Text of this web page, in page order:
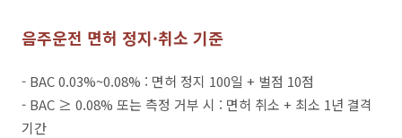
음주운전 면허 정지·취소 기준
- BAC 0.03%~0.08% : 면허 정지 100일 + 벌점 10점
- BAC ≥ 0.08% 또는 측정 거부 시 : 면허 취소 + 최소 1년 결격
기간